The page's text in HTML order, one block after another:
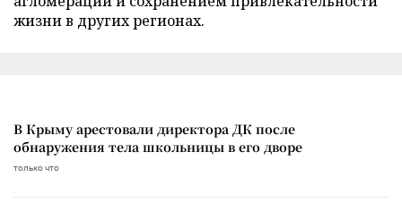
жизни в других регионах.
В Крыму арестовали директора ДК после
обнаружения тела школьницы в его дворе
только что